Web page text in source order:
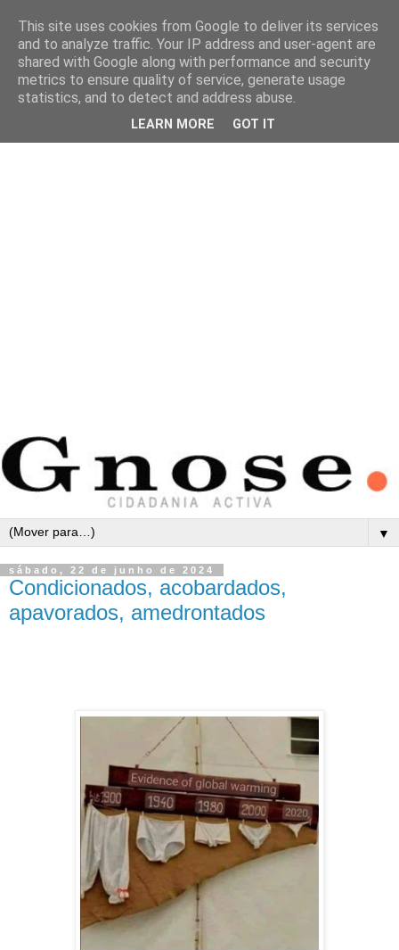
▼
sábado, 22 de junho de 2024
Condicionados, acobardados,
apavorados, amedrontados
This site uses cookies from Google to deliver its services
and to analyze traffic. Your IP address and user-agent are
shared with Google along with performance and security
metrics to ensure quality of service, generate usage
statistics, and to detect and address abuse.
LEARN MORE GOT IT